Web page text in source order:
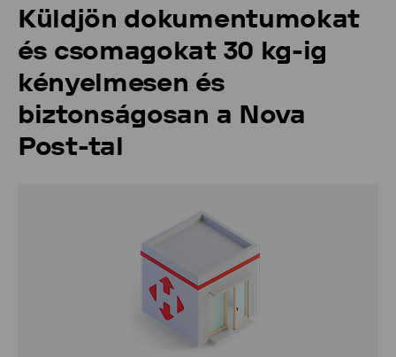
Küldjön dokumentumokat
és csomagokat 30 kg-ig
kényelmesen és
biztonságosan a Nova
Post-tal